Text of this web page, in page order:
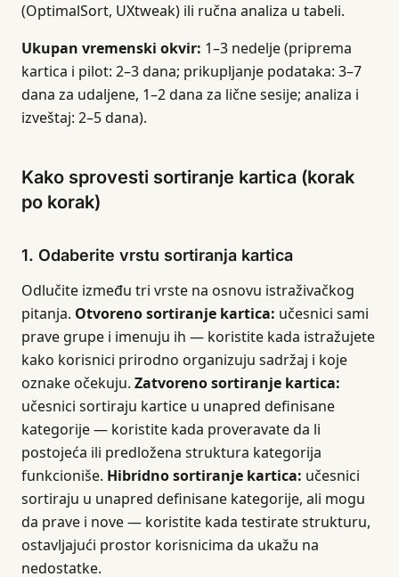
(OptimalSort, UXtweak) ili ručna analiza u tabeli.
Ukupan vremenski okvir: 1–3 nedelje (priprema
kartica i pilot: 2–3 dana; prikupljanje podataka: 3–7
dana za udaljene, 1–2 dana za lične sesije; analiza i
izveštaj: 2–5 dana).
Kako sprovesti sortiranje kartica (korak
po korak)
1. Odaberite vrstu sortiranja kartica
Odlučite između tri vrste na osnovu istraživačkog
pitanja. Otvoreno sortiranje kartica: učesnici sami
prave grupe i imenuju ih — koristite kada istražujete
kako korisnici prirodno organizuju sadržaj i koje
oznake očekuju. Zatvoreno sortiranje kartica:
učesnici sortiraju kartice u unapred definisane
kategorije — koristite kada proveravate da li
postojeća ili predložena struktura kategorija
funkcioniše. Hibridno sortiranje kartica: učesnici
sortiraju u unapred definisane kategorije, ali mogu
da prave i nove — koristite kada testirate strukturu,
ostavljajući prostor korisnicima da ukažu na
nedostatke.